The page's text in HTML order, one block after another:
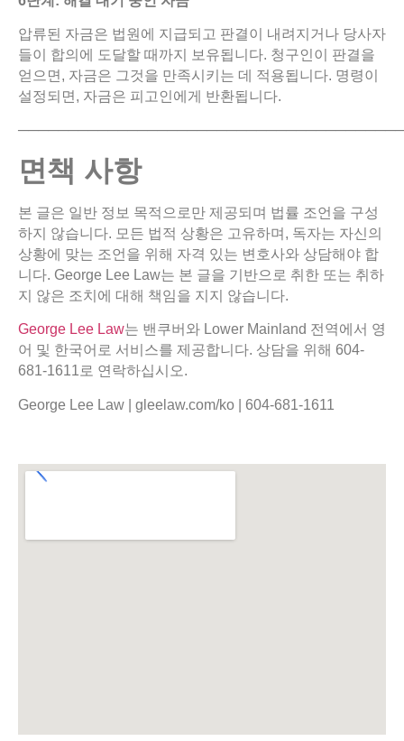
압류된 자금은 법원에 지급되고 판결이 내려지거나 당사자
들이 합의에 도달할 때까지 보유됩니다. 청구인이 판결을
얻으면, 자금은 그것을 만족시키는 데 적용됩니다. 명령이
설정되면, 자금은 피고인에게 반환됩니다.
면책 사항
본 글은 일반 정보 목적으로만 제공되며 법률 조언을 구성
하지 않습니다. 모든 법적 상황은 고유하며, 독자는 자신의
상황에 맞는 조언을 위해 자격 있는 변호사와 상담해야 합
니다. George Lee Law는 본 글을 기반으로 취한 또는 취하
지 않은 조치에 대해 책임을 지지 않습니다.
George Lee Law는 밴쿠버와 Lower Mainland 전역에서 영
어 및 한국어로 서비스를 제공합니다. 상담을 위해 604-
681-1611로 연락하십시오.
George Lee Law | gleelaw.com/ko | 604-681-1611